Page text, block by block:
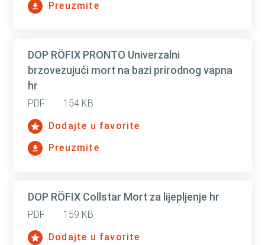
Preuzmite
DOP RÖFIX PRONTO Univerzalni
brzovezujući mort na bazi prirodnog vapna
hr
PDF
154 KB
Dodajte u favorite
Preuzmite
DOP RÖFIX Collstar Mort za lijepljenje hr
PDF
159 KB
Dodajte u favorite